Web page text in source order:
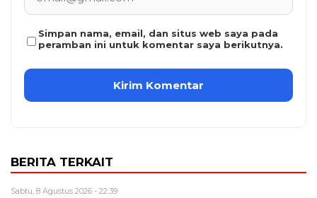
Simpan nama, email, dan situs web saya pada
peramban ini untuk komentar saya berikutnya.
BERITA TERKAIT
Sabtu, 8 Agustus 2026 - 22:39